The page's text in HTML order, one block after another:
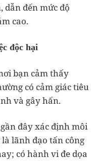
dẫn đến mức độ
cao.
độc hại
bạn cảm thấy
có cảm giác tiêu
và gây hấn.
đây xác định môi
lãnh đạo tấn công
có hành vi đe dọa